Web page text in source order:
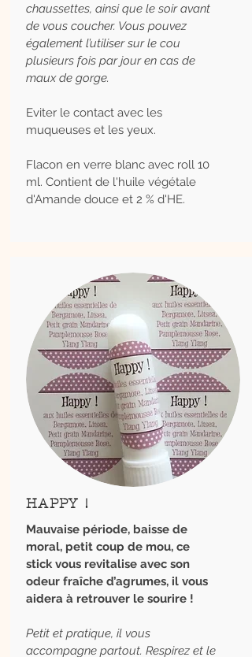
chaussettes, ainsi que le soir avant
de vous coucher. Vous pouvez
également l’utiliser sur le cou
plusieurs fois par jour en cas de
maux de gorge.
Eviter le contact avec les
muqueuses et les yeux.
Flacon en verre blanc avec roll 10
ml. Contient de l'huile végétale
d'Amande douce et 2 % d'HE.
HAPPY !
Mauvaise période, baisse de
moral, petit coup de mou, ce
stick vous revitalise avec son
odeur fraîche d’agrumes, il vous
aidera à retrouver le sourire !
Petit et pratique, il vous
accompagne partout. Respirez et le